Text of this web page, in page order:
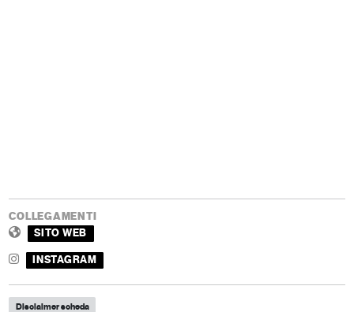
COLLEGAMENTI
SITO WEB
INSTAGRAM
Disclaimer scheda